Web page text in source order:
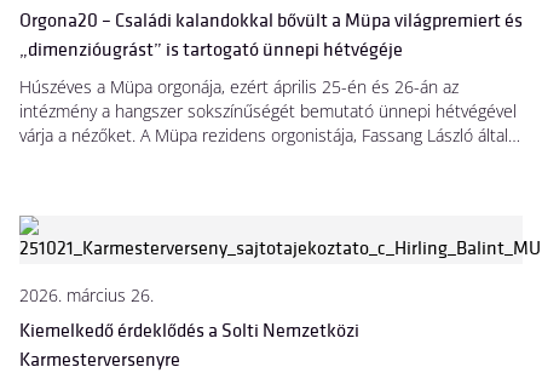
Orgona20 – Családi kalandokkal bővült a Müpa világpremiert és
„dimenzióugrást” is tartogató ünnepi hétvégéje
Húszéves a Müpa orgonája, ezért április 25-én és 26-án az
intézmény a hangszer sokszínűségét bemutató ünnepi hétvégével
várja a nézőket. A Müpa rezidens orgonistája, Fassang László által
orgonaverseny-ősbemutatóig mindenki megtalálhatja a számára
legizgalmasabb programot.
2026. március 26.
Kiemelkedő érdeklődés a Solti Nemzetközi
Karmesterversenyre